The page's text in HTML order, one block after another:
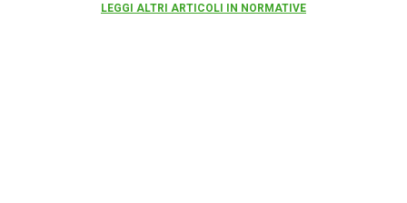
LEGGI ALTRI ARTICOLI IN NORMATIVE